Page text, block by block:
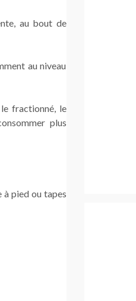
au bout de
au niveau
fractionné, le
plus
à pied ou tapes